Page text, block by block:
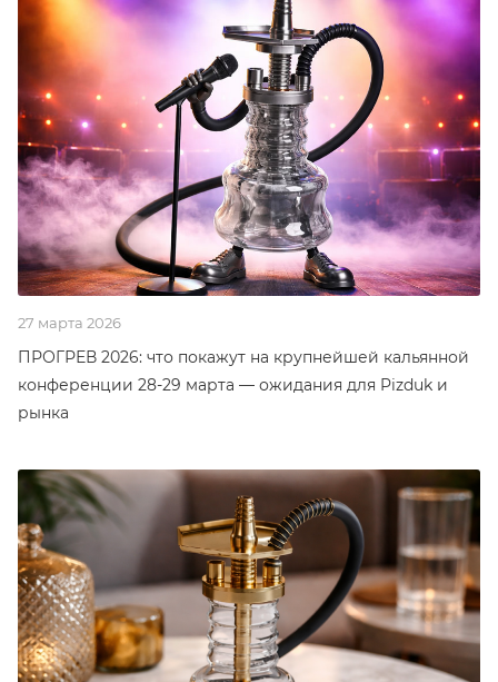
27 марта 2026
ПРОГРЕВ 2026: что покажут на крупнейшей кальянной
конференции 28-29 марта — ожидания для Pizduk и
рынка